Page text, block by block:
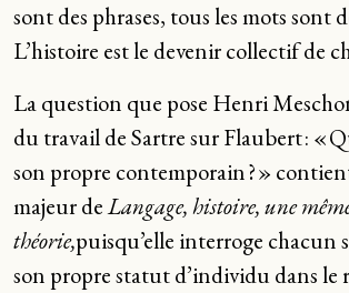
sont des phrases, tous les mots sont
L’histoire est le devenir collectif de
La question que pose Henri
du travail de Sartre sur Flaubert : «
son propre contemporain ? »
majeur deLangage, histoire, une
théorie,puisqu’elle interroge chacun
son propre statut d’individu dans le